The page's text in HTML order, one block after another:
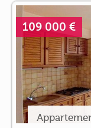
109 000 €